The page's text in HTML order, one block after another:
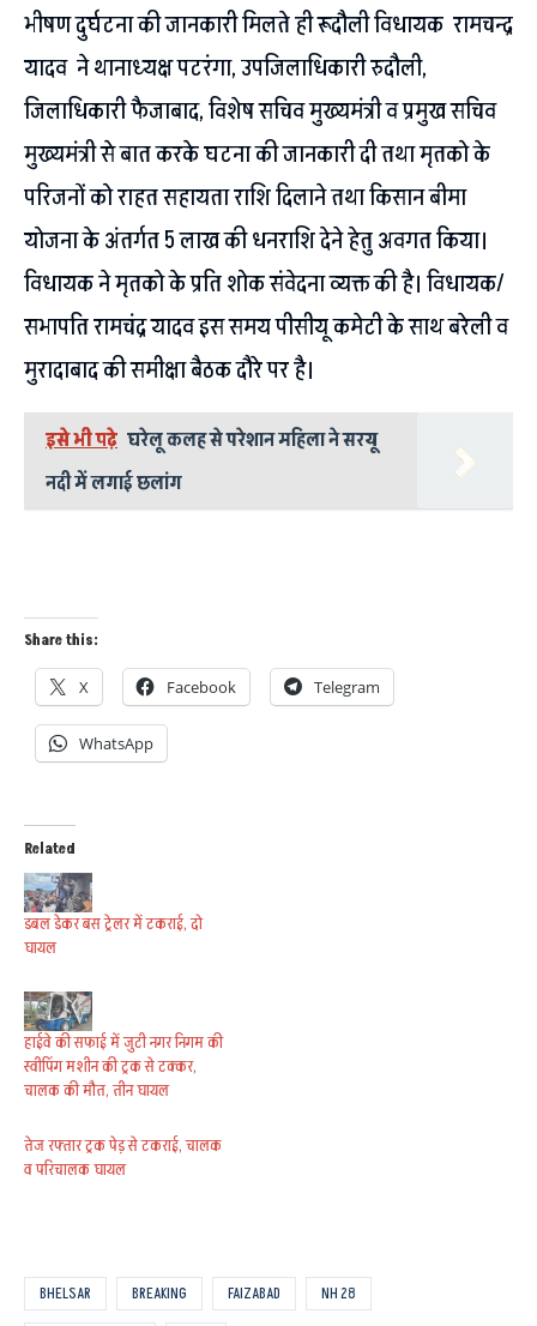
भीषण दुर्घटना की जानकारी मिलते ही रूदौली विधायक रामचन्द्र
यादव ने थानाध्यक्ष पटरंगा, उपजिलाधिकारी रुदौली,
जिलाधिकारी फैजाबाद, विशेष सचिव मुख्यमंत्री व प्रमुख सचिव
मुख्यमंत्री से बात करके घटना की जानकारी दी तथा मृतको के
परिजनों को राहत सहायता राशि दिलाने तथा किसान बीमा
योजना के अंतर्गत 5 लाख की धनराशि देने हेतु अवगत किया।
विधायक ने मृतको के प्रति शोक संवेदना व्यक्त की है। विधायक/
सभापति रामचंद्र यादव इस समय पीसीयू कमेटी के साथ बरेली व
मुरादाबाद की समीक्षा बैठक दौरे पर है।
इसे भी पढ़े घरेलू कलह से परेशान महिला ने सरयू
नदी में लगाई छलांग
Share this:
X Facebook Telegram
WhatsApp
Related
डबल डेकर बस ट्रेलर में टकराई, दो
घायल
हाईवे की सफाई में जुटी नगर निगम की
स्वीपिंग मशीन की ट्रक से टक्कर,
चालक की मौत, तीन घायल
तेज रफ्तार ट्रक पेड़ से टकराई, चालक
व परिचालक घायल
BHELSAR BREAKING FAIZABAD NH 28